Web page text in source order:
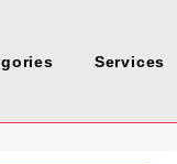
Services